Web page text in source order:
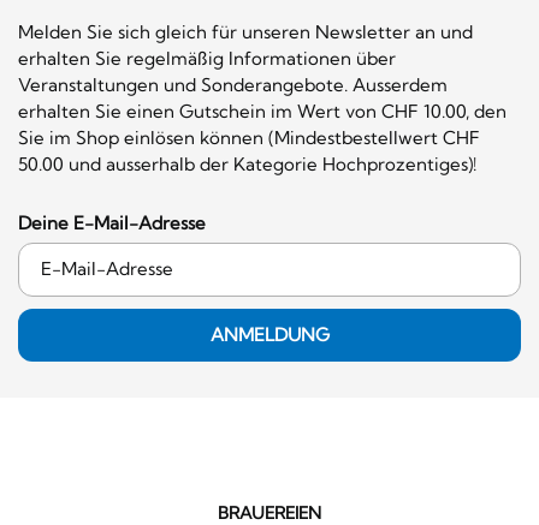
Melden Sie sich gleich für unseren Newsletter an und
erhalten Sie regelmäßig Informationen über
Veranstaltungen und Sonderangebote. Ausserdem
erhalten Sie einen Gutschein im Wert von CHF 10.00, den
Sie im Shop einlösen können (Mindestbestellwert CHF
50.00 und ausserhalb der Kategorie Hochprozentiges)!
Deine E-Mail-Adresse
ANMELDUNG
BRAUEREIEN